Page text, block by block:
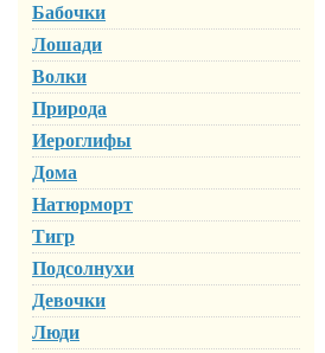
Бабочки
Лошади
Волки
Природа
Иероглифы
Дома
Натюрморт
Тигр
Подсолнухи
Девочки
Люди